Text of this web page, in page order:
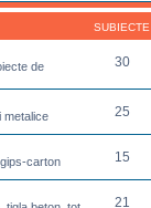
SUBIECTE
de
30
metalice 25
carton 15
21